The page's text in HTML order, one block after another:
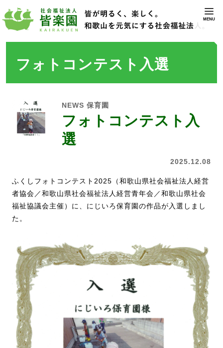
MENU
フォトコンテスト入選
NEWS 保育園
フォトコンテスト入
選
2025.12.08
ふくしフォトコンテスト2025（和歌山県社会福祉法人経営
者協会／和歌山県社会福祉法人経営青年会／和歌山県社会
福祉協議会主催）に、にじいろ保育園の作品が入選しまし
た。